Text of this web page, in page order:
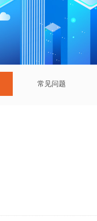
常见问题